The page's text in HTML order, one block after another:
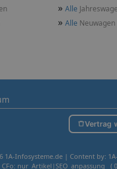
» Alle
» Alle Neuwagen
Vertrag
1A-Infosysteme.de | Content by:
CFo: nur_Artikel|SEO_anpassung (